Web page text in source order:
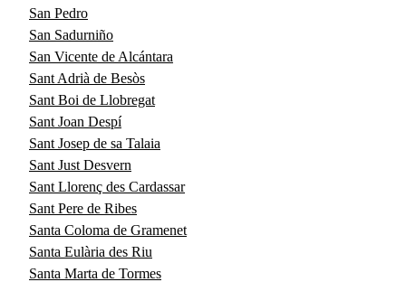
San Pedro
San Sadurniño
San Vicente de Alcántara
Sant Adrià de Besòs
Sant Boi de Llobregat
Sant Joan Despí
Sant Josep de sa Talaia
Sant Just Desvern
Sant Llorenç des Cardassar
Sant Pere de Ribes
Santa Coloma de Gramenet
Santa Eulària des Riu
Santa Marta de Tormes